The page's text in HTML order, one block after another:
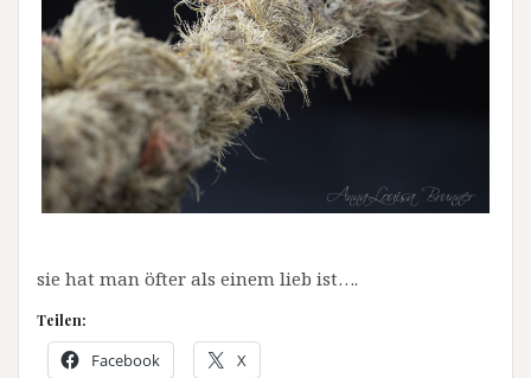
sie hat man öfter als einem lieb ist….
Teilen:
Facebook X